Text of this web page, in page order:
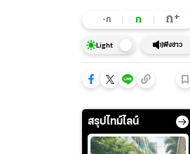
-ก ก ก+
Light ฟังข่าว
สรุปไทม์ไลน์